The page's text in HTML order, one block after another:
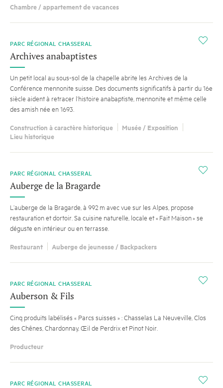
Chambre / appartement de vacances
i
SUGGESTION
PARC RÉGIONAL CHASSERAL
Archives anabaptistes
Un petit local au sous-sol de la chapelle abrite les Archives de la
Conférence mennonite suisse. Des documents significatifs à partir du 16e
siècle aident à retracer l’histoire anabaptiste, mennonite et même celle
des amish née en 1693.
Construction à caractère historique
Musée / Exposition
Lieu historique
i
PARC RÉGIONAL CHASSERAL
Auberge de la Bragarde
L’auberge de la Bragarde, à 992 m avec vue sur les Alpes, propose
restauration et dortoir. Sa cuisine naturelle, locale et « Fait Maison » se
déguste en intérieur ou en terrasse.
Restaurant Auberge de jeunesse / Backpackers
i
PARC RÉGIONAL CHASSERAL
Auberson & Fils
Cinq produits labélisés « Parcs suisses » : Chasselas La Neuveville, Clos
des Chênes, Chardonnay, Œil de Perdrix et Pinot Noir.
Producteur
i
PARC RÉGIONAL CHASSERAL